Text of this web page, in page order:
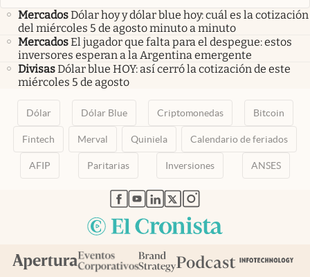
MercadosDólar hoy y dólar blue hoy: cuál es la cotización
del miércoles 5 de agosto minuto a minuto
MercadosEl jugador que falta para el despegue: estos
inversores esperan a la Argentina emergente
DivisasDólar blue HOY: así cerró la cotización de este
miércoles 5 de agosto
Dólar Dólar Blue Criptomonedas Bitcoin
Fintech Merval Quiniela Calendario de feriados
AFIP Paritarias Inversiones ANSES
abre en nueva pestaña
abre en nueva pestaña
abre en nueva pestaña
abre en nueva pestaña
abre en nueva pestaña